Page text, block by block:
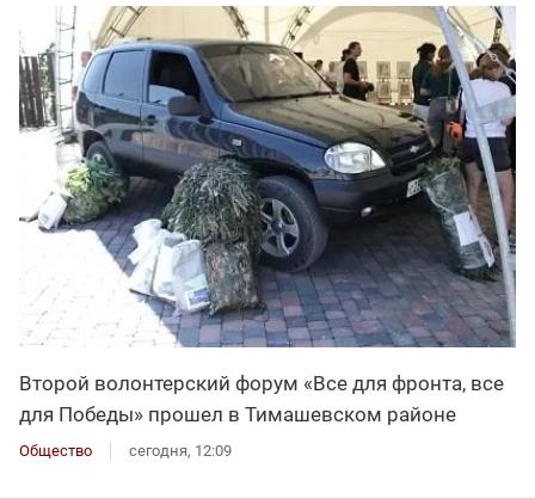
Второй волонтерский форум «Все для фронта, все
для Победы» прошел в Тимашевском районе
Общество сегодня, 12:09